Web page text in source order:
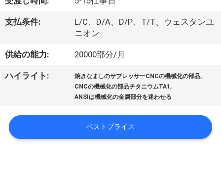
工
ー
支払条件:
L/C、D/A、D/P、T/T、ウェスタンユ
ニオン
供給の能力: 20000部分/月
ハイライト: 焼きなましのサプレッサーCNCの機械化の部品,
CNCの機械化の部品チタニウムTA1 ,
ANSIは機械化の金属部分を迷わせる
ベストプライス